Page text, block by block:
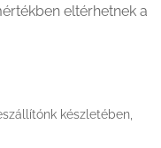
eltérhetnek a
készletében,